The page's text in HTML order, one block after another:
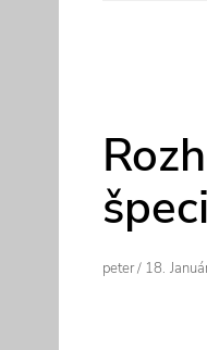
Author
Peter/ Posted
18.